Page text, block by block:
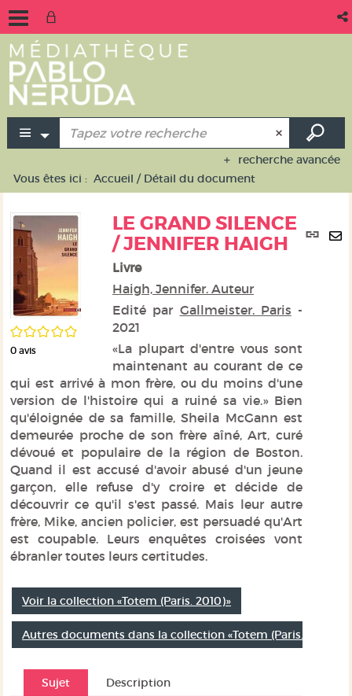
recherche avancée
Vous êtes ici : Accueil / Détail du document
/5
0 avis
LE GRAND SILENCE
/ JENNIFER HAIGH
Livre
Haigh, Jennifer. Auteur
Edité par Gallmeister. Paris -
2021
«La plupart d'entre vous sont
maintenant au courant de ce
qui est arrivé à mon frère, ou du moins d'une
version de l'histoire qui a ruiné sa vie.» Bien
qu'éloignée de sa famille, Sheila McGann est
demeurée proche de son frère aîné, Art, curé
dévoué et populaire de la région de Boston.
Quand il est accusé d'avoir abusé d'un jeune
garçon, elle refuse d'y croire et décide de
découvrir ce qu'il s'est passé. Mais leur autre
frère, Mike, ancien policier, est persuadé qu'Art
est coupable. Leurs enquêtes croisées vont
ébranler toutes leurs certitudes.
Voir la collection «Totem (Paris. 2010)»
Autres documents dans la collection «Totem (Paris. 2010)»
Sujet Description